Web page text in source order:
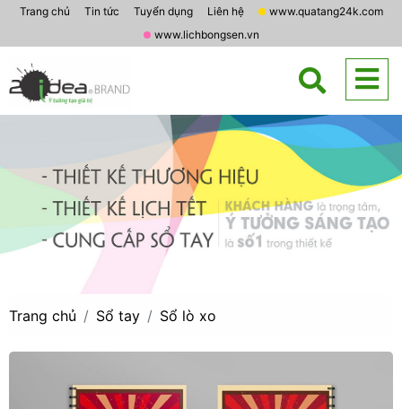
Trang chủ Tin tức Tuyển dụng Liên hệ
www.quatang24k.com
www.lichbongsen.vn
Trang chủ Sổ tay Sổ lò xo